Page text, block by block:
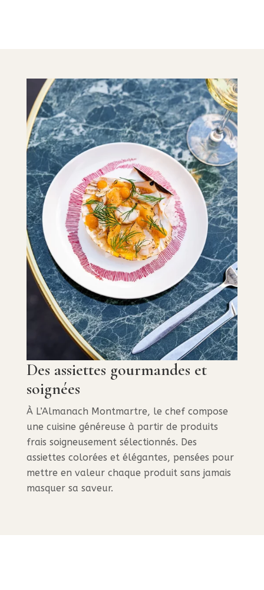
Des assiettes gourmandes et
soignées
À L’Almanach Montmartre, le chef compose
une cuisine généreuse à partir de produits
frais soigneusement sélectionnés. Des
assiettes colorées et élégantes, pensées pour
mettre en valeur chaque produit sans jamais
masquer sa saveur.